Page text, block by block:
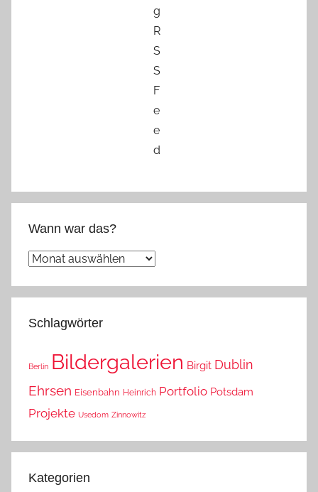
Wann war das?
Wann
das?
Schlagwörter
Berlin Bildergalerien Birgit Dublin
Ehrsen Eisenbahn Heinrich Portfolio Potsdam
Projekte Usedom Zinnowitz
Kategorien